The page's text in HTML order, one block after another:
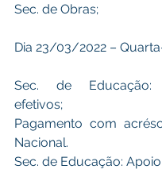
Sec. de Obras;
Dia 23/03/2022 –
Sec. de Educação:
efetivos;
Pagamento com
Nacional.
Sec. de Educação: